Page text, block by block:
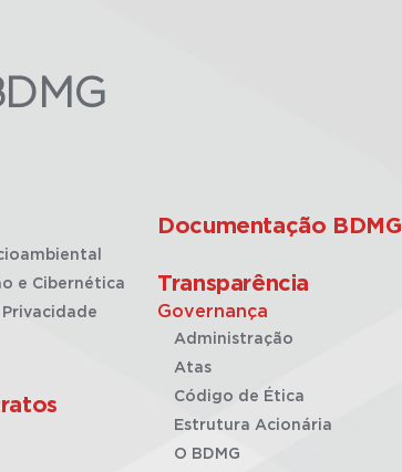
e Cibernética
Documentação BDMG
Transparência
Governança
Administração
Atas
Código de Ética
Estrutura Acionária
O BDMG